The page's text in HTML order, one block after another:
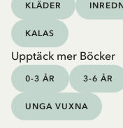
KLÄDER
KALAS
Upptäck mer Böcker
0-3 ÅR 3-6 ÅR
UNGA VUXNA